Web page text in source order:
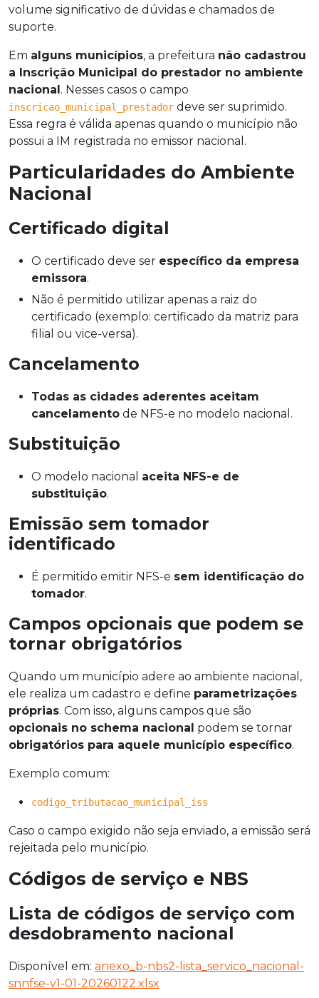
volume significativo de dúvidas e chamados de
suporte.
Em alguns municípios, a prefeitura não cadastrou
a Inscrição Municipal do prestador no ambiente
nacional. Nesses casos o campo
inscricao_municipal_prestador deve ser suprimido.
Essa regra é válida apenas quando o município não
possui a IM registrada no emissor nacional.
Particularidades do Ambiente
Nacional
Certificado digital
O certificado deve ser específico da empresa
emissora.
Não é permitido utilizar apenas a raiz do
certificado (exemplo: certificado da matriz para
filial ou vice-versa).
Cancelamento
Todas as cidades aderentes aceitam
cancelamento de NFS-e no modelo nacional.
Substituição
O modelo nacional aceita NFS-e de
substituição.
Emissão sem tomador
identificado
É permitido emitir NFS-e sem identificação do
tomador.
Campos opcionais que podem se
tornar obrigatórios
Quando um município adere ao ambiente nacional,
ele realiza um cadastro e define parametrizações
próprias. Com isso, alguns campos que são
opcionais no schema nacional podem se tornar
obrigatórios para aquele município específico.
Exemplo comum:
codigo_tributacao_municipal_iss
Caso o campo exigido não seja enviado, a emissão será
rejeitada pelo município.
Códigos de serviço e NBS
Lista de códigos de serviço com
desdobramento nacional
Disponível em: anexo_b-nbs2-lista_servico_nacional-
snnfse-v1-01-20260122.xlsx